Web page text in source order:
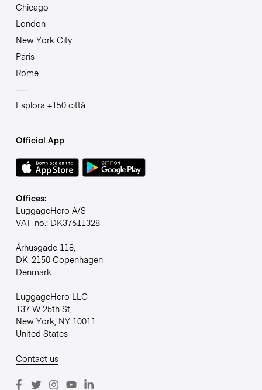
Chicago
London
New York City
Paris
Rome
Esplora +150 città
Official App
Offices:
LuggageHero A/S
VAT-no.: DK37611328
Århusgade 118,
DK-2150 Copenhagen
Denmark
LuggageHero LLC
137 W 25th St,
New York, NY 10011
United States
Contact us